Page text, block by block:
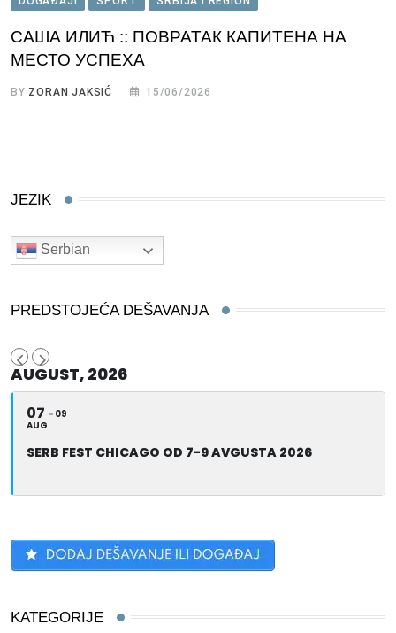
САША ИЛИЋ :: ПОВРАТАК КАПИТЕНА НА
МЕСТО УСПЕХА
BY ZORAN JAKSIĆ 15/06/2026
JEZIK
Serbian
PREDSTOJEĆA DEŠAVANJA
AUGUST, 2026
07
AUG
09
SERB FEST CHICAGO OD 7-9 AVGUSTA 2026
KATEGORIJE